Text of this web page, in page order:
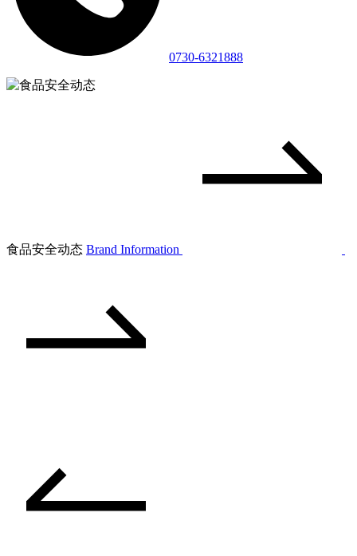
0730-6321888
食品安全动态 Brand Information